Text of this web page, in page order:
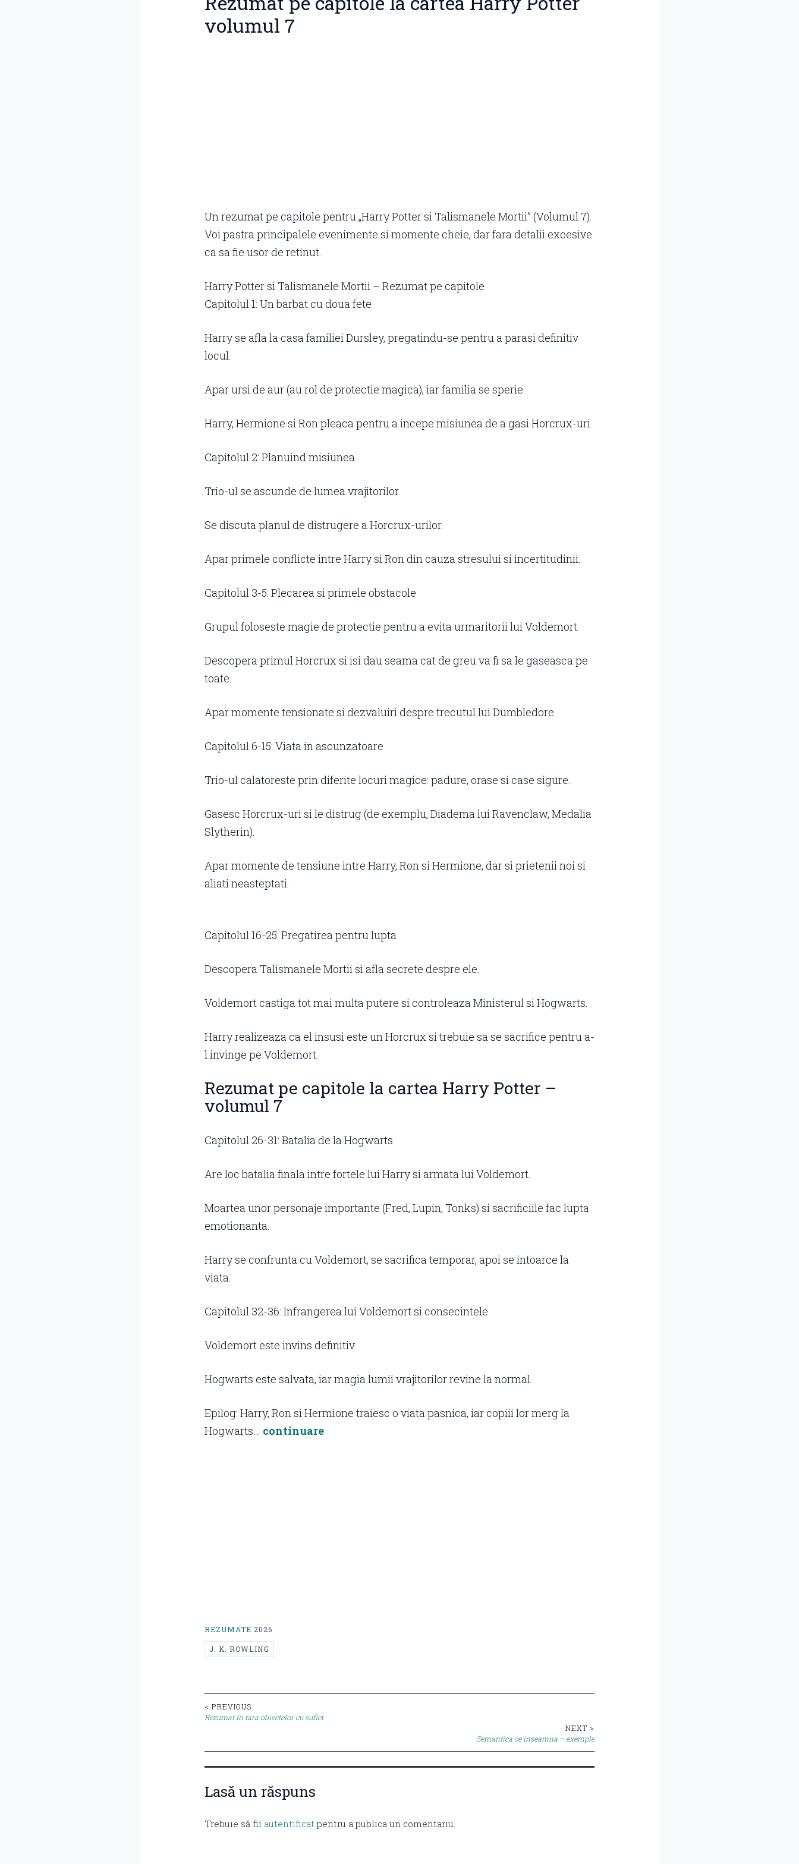
volumul 7​
Un rezumat pe capitole pentru „Harry Potter si Talismanele Mortii” (Volumul 7).
Voi pastra principalele evenimente si momente cheie, dar fara detalii excesive
ca sa fie usor de retinut.
Harry Potter si Talismanele Mortii – Rezumat pe capitole
Capitolul 1: Un barbat cu doua fete
Harry se afla la casa familiei Dursley, pregatindu-se pentru a parasi definitiv
locul.
Apar ursi de aur (au rol de protectie magica), iar familia se sperie.
Harry, Hermione si Ron pleaca pentru a incepe misiunea de a gasi Horcrux-uri.
Capitolul 2: Planuind misiunea
Trio-ul se ascunde de lumea vrajitorilor.
Se discuta planul de distrugere a Horcrux-urilor.
Apar primele conflicte intre Harry si Ron din cauza stresului si incertitudinii.
Capitolul 3-5: Plecarea si primele obstacole
Grupul foloseste magie de protectie pentru a evita urmaritorii lui Voldemort.
Descopera primul Horcrux si isi dau seama cat de greu va fi sa le gaseasca pe
toate.
Apar momente tensionate si dezvaluiri despre trecutul lui Dumbledore.
Capitolul 6-15: Viata in ascunzatoare
Trio-ul calatoreste prin diferite locuri magice: padure, orase si case sigure.
Gasesc Horcrux-uri si le distrug (de exemplu, Diadema lui Ravenclaw, Medalia
Slytherin).
Apar momente de tensiune intre Harry, Ron si Hermione, dar si prietenii noi si
aliati neasteptati.
Capitolul 16-25: Pregatirea pentru lupta
Descopera Talismanele Mortii si afla secrete despre ele.
Voldemort castiga tot mai multa putere si controleaza Ministerul si Hogwarts.
Harry realizeaza ca el insusi este un Horcrux si trebuie sa se sacrifice pentru a-
l invinge pe Voldemort.
Rezumat pe capitole la cartea Harry Potter –
volumul 7
Capitolul 26-31: Batalia de la Hogwarts
Are loc batalia finala intre fortele lui Harry si armata lui Voldemort.
Moartea unor personaje importante (Fred, Lupin, Tonks) si sacrificiile fac lupta
emotionanta.
Harry se confrunta cu Voldemort, se sacrifica temporar, apoi se intoarce la
viata.
Capitolul 32-36: Infrangerea lui Voldemort si consecintele
Voldemort este invins definitiv.
Hogwarts este salvata, iar magia lumii vrajitorilor revine la normal.
Epilog: Harry, Ron si Hermione traiesc o viata pasnica, iar copiii lor merg la
Hogwarts… continuare
REZUMATE 2026
J. K. ROWLING
Post
< PREVIOUS
Rezumat In tara obiectelor cu suflet
NEXT >
Semantica ce inseamna – exemple
Lasă un răspuns
Trebuie să fii autentificat pentru a publica un comentariu.